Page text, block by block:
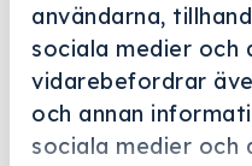
användarna,
sociala medier och
vidarebefordrar
och annan
sociala medier och
Miele Professional